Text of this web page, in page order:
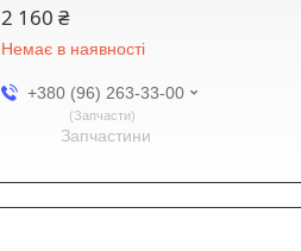
2 160 ₴
Немає в наявності
+380 (96) 263-33-00
Запчасти
Запчастини